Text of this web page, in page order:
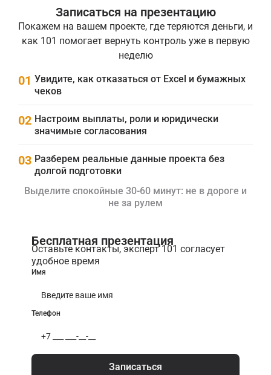
Записаться на презентацию
Покажем на вашем проекте, где теряются деньги, и
как 101 помогает вернуть контроль уже в первую
неделю
01 Увидите, как отказаться от Excel и бумажных
чеков
02 Настроим выплаты, роли и юридически
значимые согласования
03 Разберем реальные данные проекта без
долгой подготовки
Выделите спокойные 30-60 минут: не в дороге и
не за рулем
Бесплатная презентация
Оставьте контакты, эксперт 101 согласует
удобное время
Имя
Телефон
Записаться